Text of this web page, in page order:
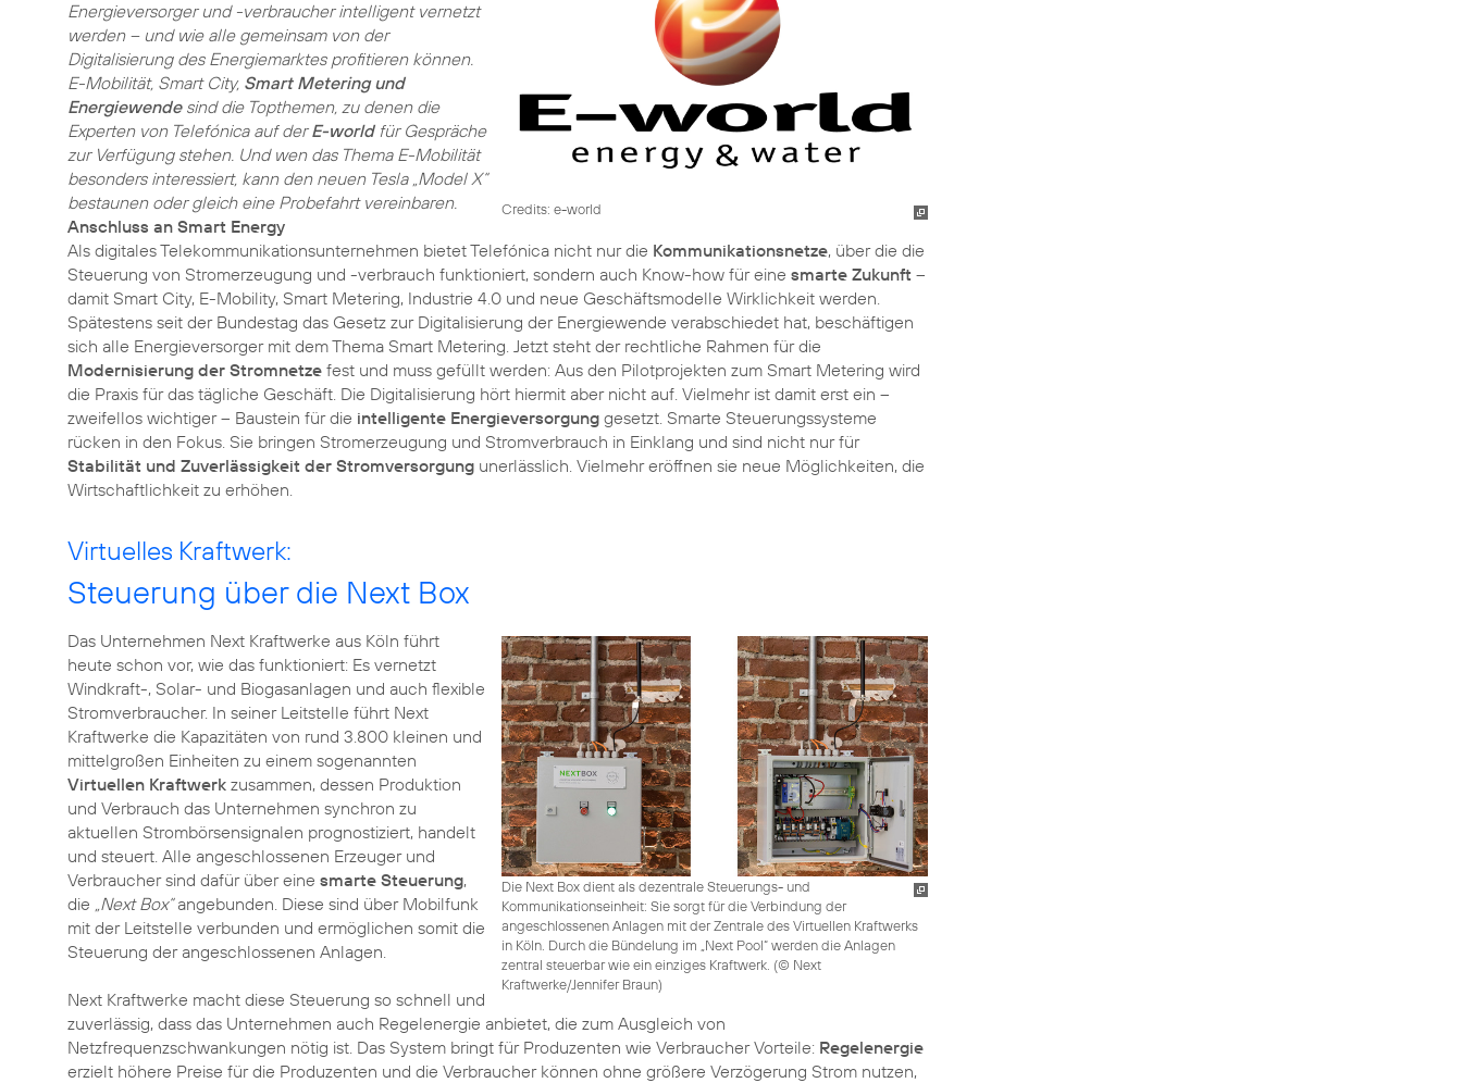
Credits: e-world
Energieversorger und -verbraucher intelligent vernetzt
werden – und wie alle gemeinsam von der
Digitalisierung des Energiemarktes profitieren können.
E-Mobilität, Smart City, Smart Metering und
Energiewendesind die Topthemen, zu denen die
Experten von Telefónica auf derE-worldfür Gespräche
zur Verfügung stehen. Und wen das Thema E-Mobilität
besonders interessiert, kann den neuen Tesla „Model X“
bestaunen oder gleich eine Probefahrt vereinbaren.
Anschluss an Smart Energy
Als digitales Telekommunikationsunternehmen bietet Telefónica nicht nur die Kommunikationsnetze, über die die
Steuerung von Stromerzeugung und -verbrauch funktioniert, sondern auch Know-how für eine smarte Zukunft –
damit Smart City, E-Mobility, Smart Metering, Industrie 4.0 und neue Geschäftsmodelle Wirklichkeit werden.
Spätestens seit der Bundestag das Gesetz zur Digitalisierung der Energiewende verabschiedet hat, beschäftigen
sich alle Energieversorger mit dem Thema Smart Metering. Jetzt steht der rechtliche Rahmen für die
Modernisierung der Stromnetze fest und muss gefüllt werden: Aus den Pilotprojekten zum Smart Metering wird
die Praxis für das tägliche Geschäft. Die Digitalisierung hört hiermit aber nicht auf. Vielmehr ist damit erst ein –
zweifellos wichtiger – Baustein für die intelligente Energieversorgung gesetzt. Smarte Steuerungssysteme
rücken in den Fokus. Sie bringen Stromerzeugung und Stromverbrauch in Einklang und sind nicht nur für
Stabilität und Zuverlässigkeit der Stromversorgung unerlässlich. Vielmehr eröffnen sie neue Möglichkeiten, die
Wirtschaftlichkeit zu erhöhen.
Virtuelles Kraftwerk:
Steuerung über die Next Box
Die Next Box dient als dezentrale Steuerungs- und
Kommunikationseinheit: Sie sorgt für die Verbindung der
angeschlossenen Anlagen mit der Zentrale des Virtuellen Kraftwerks
in Köln. Durch die Bündelung im „Next Pool“ werden die Anlagen
zentral steuerbar wie ein einziges Kraftwerk. (© Next
Kraftwerke/Jennifer Braun)
Das Unternehmen Next Kraftwerke aus Köln führt
heute schon vor, wie das funktioniert: Es vernetzt
Windkraft-, Solar- und Biogasanlagen und auch flexible
Stromverbraucher. In seiner Leitstelle führt Next
Kraftwerke die Kapazitäten von rund 3.800 kleinen und
mittelgroßen Einheiten zu einem sogenannten
Virtuellen Kraftwerk zusammen, dessen Produktion
und Verbrauch das Unternehmen synchron zu
aktuellen Strombörsensignalen prognostiziert, handelt
und steuert. Alle angeschlossenen Erzeuger und
Verbraucher sind dafür über eine smarte Steuerung,
die „Next Box“angebunden. Diese sind über Mobilfunk
mit der Leitstelle verbunden und ermöglichen somit die
Steuerung der angeschlossenen Anlagen.
Next Kraftwerke macht diese Steuerung so schnell und
zuverlässig, dass das Unternehmen auch Regelenergie anbietet, die zum Ausgleich von
Netzfrequenzschwankungen nötig ist. Das System bringt für Produzenten wie Verbraucher Vorteile: Regelenergie
erzielt höhere Preise für die Produzenten und die Verbraucher können ohne größere Verzögerung Strom nutzen,